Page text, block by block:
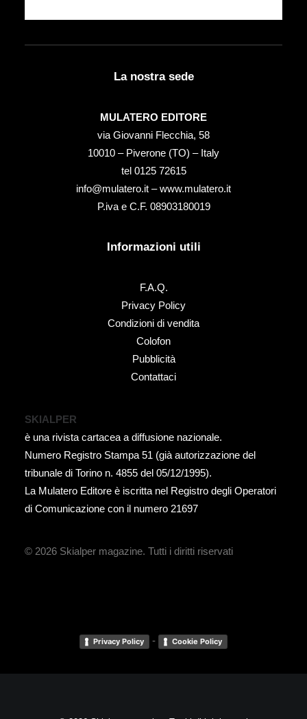
La nostra sede
MULATERO EDITORE
via Giovanni Flecchia, 58
10010 – Piverone (TO) – Italy
tel ‭0125 72615‬
info@mulatero.it –www.mulatero.it
P.iva e C.F. 08903180019
Informazioni utili
F.A.Q.
Privacy Policy
Condizioni di vendita
Colofon
Pubblicità
Contattaci
SKIALPER
è una rivista cartacea a diffusione nazionale.
Numero Registro Stampa 51 (già autorizzazione del
tribunale di Torino n. 4855 del 05/12/1995).
La Mulatero Editore è iscritta nel Registro degli Operatori
di Comunicazione con il numero 21697
© 2026 Skialper magazine. Tutti i diritti riservati
Privacy Policy - Cookie Policy